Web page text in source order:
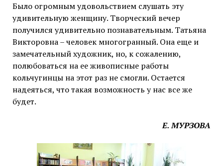
Было огромным удовольствием слушать эту
удивительную женщину. Творческий вечер
получился удивительно познавательным. Татьяна
Викторовна – человек многогранный. Она еще и
замечательный художник, но, к сожалению,
полюбоваться на ее живописные работы
кольчугинцы на этот раз не смогли. Остается
надеяться, что такая возможность у нас все же
будет.
Е. МУРЗОВА